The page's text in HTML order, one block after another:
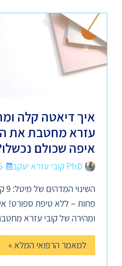
איך דיאטה קלה
עזרא מחטבת את
איפה שכולם
PhD קובי עזרא יעקב
פחות – ללא טיפת ספורט!
ומהירה של קובי עזרא
למאמר הרפואי המלא »